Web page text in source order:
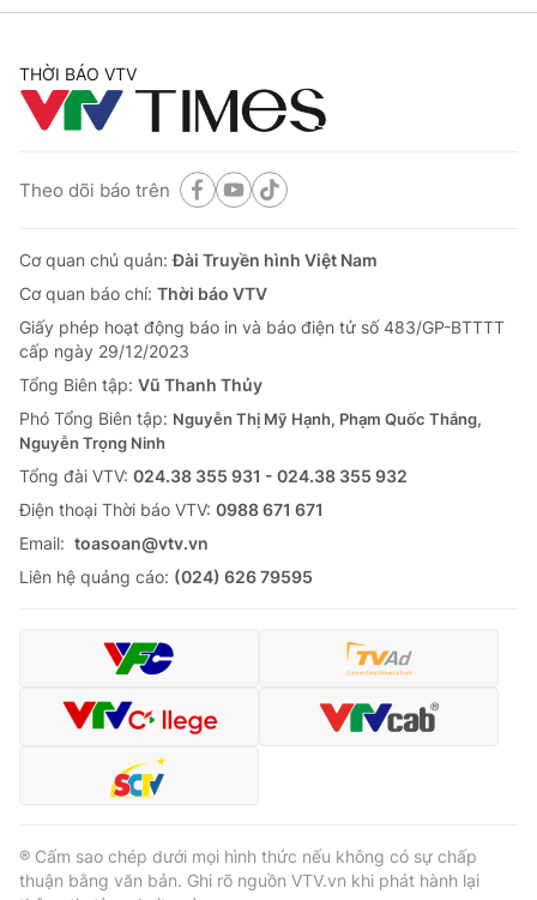
Góc doanh nghiệp
Truyền hình
Phim VTV
Hậu trường
Giải sao mai
Giải trí
Điện ảnh
Âm nhạc
Du lịch
Làm đẹp
Chất lượng cuộc sống
Tuyển sinh
Học trực tuyến
Công nghệ
Hitech Công nghệ tương lai
Sản phẩm
Thị trường
Tư vấn
Giao lưu trực tuyến
Lịch phát sóng
Chuyên mục khác
Emagazine Podcast
Video Shorts video
VTV Money
VTV Sức khoẻ Bất động sản
THỜI BÁO VTV
Theo dõi báo trên
Cơ quan chủ quản:Đài Truyền hình Việt Nam
Cơ quan báo chí: Thời báo VTV
Giấy phép hoạt động báo in và báo điện tử số 483/GP-BTTTT
cấp ngày 29/12/2023
Tổng Biên tập: Vũ Thanh Thủy
Phó Tổng Biên tập: Nguyễn Thị Mỹ Hạnh, Phạm Quốc Thắng,
Nguyễn Trọng Ninh
Tổng đài VTV: 024.38 355 931 - 024.38 355 932
Ðiện thoại Thời báo VTV: 0988 671 671
Email: toasoan@vtv.vn
Liên hệ quảng cáo: (024) 626 79595
® Cấm sao chép dưới mọi hình thức nếu không có sự chấp
thuận bằng văn bản. Ghi rõ nguồn VTV.vn khi phát hành lại